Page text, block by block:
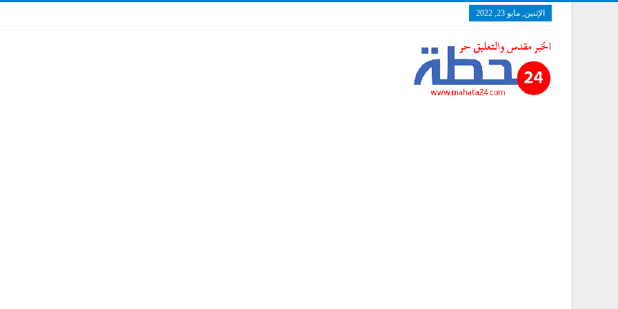
الإثنين, مايو 23, 2022